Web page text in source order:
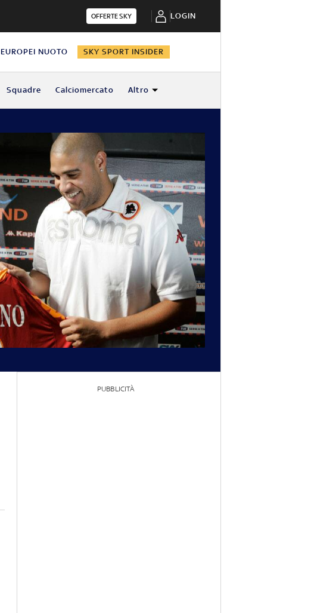
OFFERTE SKY LOGIN
EUROPEI NUOTO SKY SPORT INSIDER
Squadre Calciomercato Altro
PUBBLICITÀ